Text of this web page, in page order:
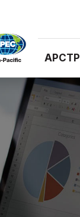
APCTP